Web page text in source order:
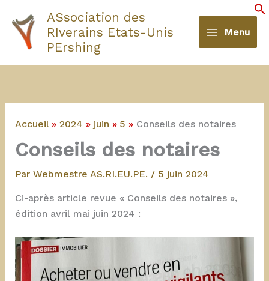
contenu
ASsociation des
RIverains Etats-Unis
PErshing
Menu
Accueil 2024 juin 5 Conseils des notaires
Conseils des notaires
Par Webmestre AS.RI.EU.PE. / 5 juin 2024
Ci-après article revue « Conseils des notaires »,
édition avril mai juin 2024 :